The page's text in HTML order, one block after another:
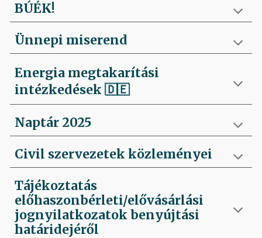
BÚÉK!
Ünnepi miserend
Energia megtakarítási
intézkedések🇩🇪
Naptár 2025
Civil szervezetek közleményei
Tájékoztatás
előhaszonbérleti/elővásárlási
jognyilatkozatok benyújtási
határidejéről